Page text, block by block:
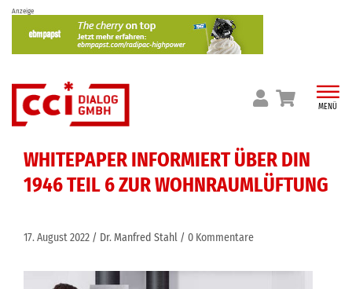
Skip
content
Anzeige
MENÜ
WHITEPAPER INFORMIERT ÜBER DIN
1946 TEIL 6 ZUR WOHNRAUMLÜFTUNG
17. August 2022 Dr. Manfred Stahl 0 Kommentare